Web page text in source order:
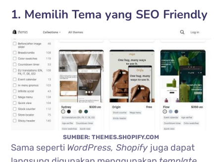
1. Memilih Tema yang SEO Friendly
SUMBER: THEMES.SHOPIFY.COM
Sama seperti WordPress, Shopify juga dapat